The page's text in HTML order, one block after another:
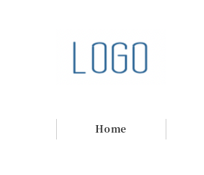
Home